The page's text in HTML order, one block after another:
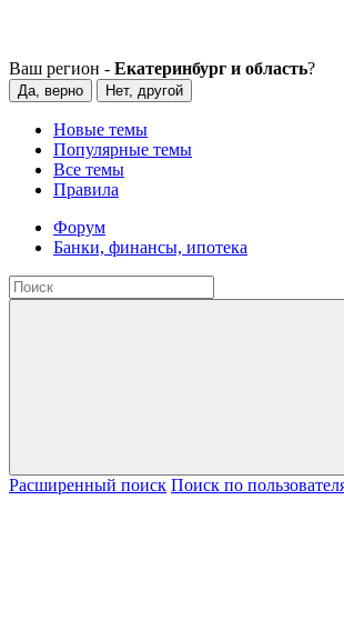
Ваш регион - Екатеринбург и область?
Да, верно Нет, другой
Новые темы
Популярные темы
Все темы
Правила
Форум
Банки, финансы, ипотека
Расширенный поиск Поиск по